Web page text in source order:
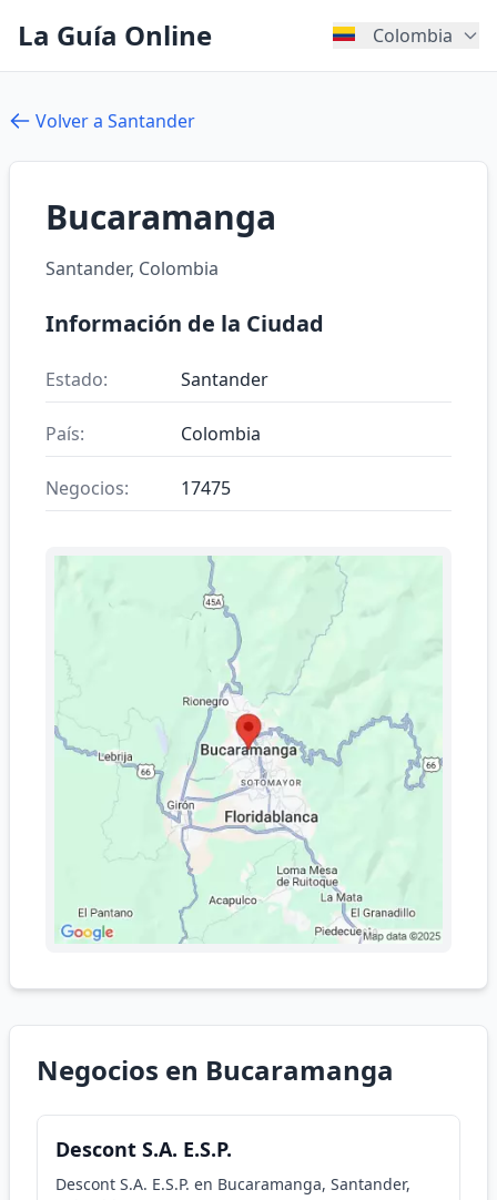
La Guía Online Colombia
Volver a Santander
Bucaramanga
Santander, Colombia
Información de la Ciudad
Estado: Santander
País: Colombia
Negocios: 17475
Negocios en Bucaramanga
Descont S.A. E.S.P.
Descont S.A. E.S.P. en Bucaramanga, Santander,